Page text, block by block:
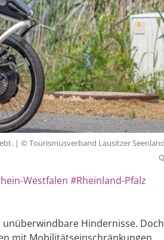
| © Tourismusverband Lausitzer
Westfalen #Rheinland-Pfalz
Hindernisse.